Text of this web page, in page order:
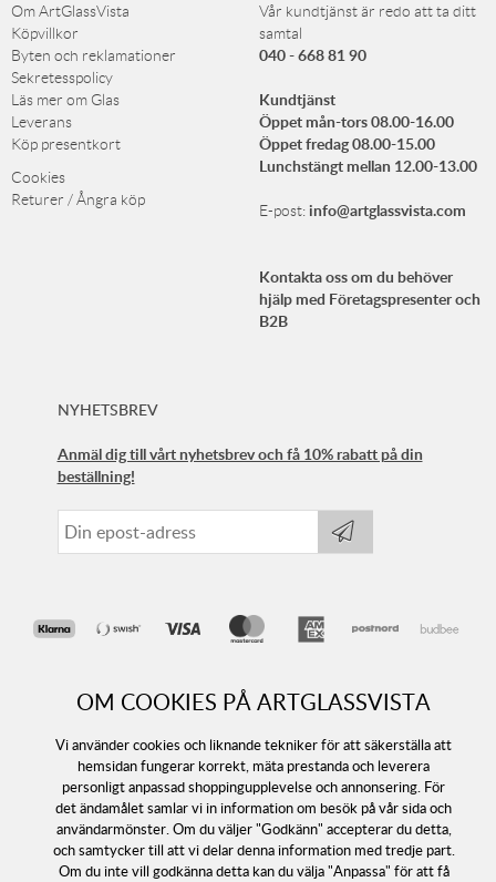
OM COOKIES PÅ ARTGLASSVISTA
Vi använder cookies och liknande tekniker för att säkerställa att
hemsidan fungerar korrekt, mäta prestanda och leverera
personligt anpassad shoppingupplevelse och annonsering. För
det ändamålet samlar vi in information om besök på vår sida och
användarmönster. Om du väljer "Godkänn" accepterar du detta,
och samtycker till att vi delar denna information med tredje part.
Om du inte vill godkänna detta kan du välja "Anpassa" för att få
Om ArtGlassVista
Köpvillkor
Byten och reklamationer
Sekretesspolicy
Läs mer om Glas
Leverans
Köp presentkort
Cookies
Returer / Ångra köp
Vår kundtjänst är redo att ta ditt
samtal
040 - 668 81 90
Kundtjänst
Öppet mån-tors 08.00-16.00
Öppet fredag 08.00-15.00
Lunchstängt mellan 12.00-13.00
E-post:info@artglassvista.com
Kontakta oss om du behöver
hjälp med Företagspresenter och
B2B
NYHETSBREV
Anmäl dig till vårt nyhetsbrev och få 10% rabatt på din
beställning!
Följ oss